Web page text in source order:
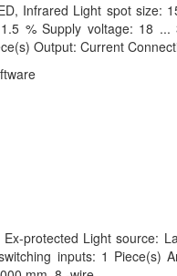
Infrared Light spot
% Supply voltage: 18
Output: Current
protected Light source:
inputs: 1 Piece(s)